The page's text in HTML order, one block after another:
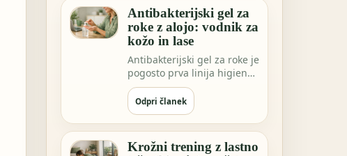
Antibakterijski gel za
roke z alojo: vodnik za
kožo in lase
Antibakterijski gel za roke je
pogosto prva linija higiene,
ko niste blizu vode. Morda
… Odpri članek
Krožni trening z lastno